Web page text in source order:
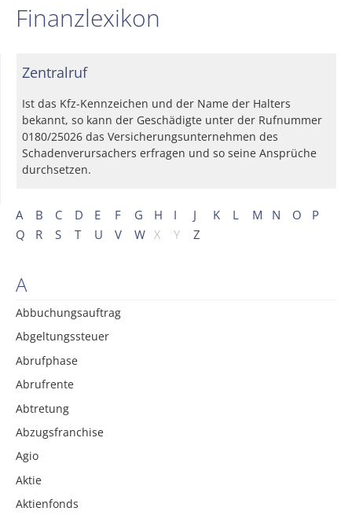
Finanzlexikon
A B C D E F G H I J K L M N O
P
Q
R S T U V W X Y Z
A
Abbuchungsauftrag
Abgeltungssteuer
Abrufphase
Abrufrente
Abtretung
Abzugsfranchise
Agio
Aktie
Aktienfonds
Zentralruf
Ist das Kfz-Kennzeichen und der Name der Halters
bekannt, so kann der Geschädigte unter der Rufnummer
0180/25026 das Versicherungsunternehmen des
Schadenverursachers erfragen und so seine Ansprüche
durchsetzen.